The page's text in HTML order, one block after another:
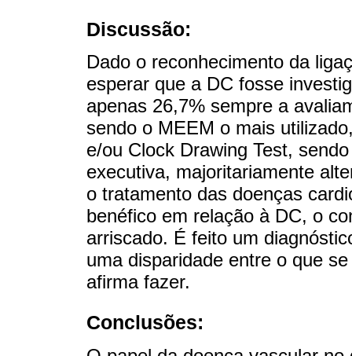
Discussão:
Dado o reconhecimento da
esperar que a DC fosse
apenas 26,7% sempre a
sendo o MEEM o mais
e/ou Clock Drawing Test,
executiva, majoritariamente
o tratamento das doenças
benéfico em relação à DC, o
arriscado. É feito um
uma disparidade entre o que
afirma fazer.
Conclusões: